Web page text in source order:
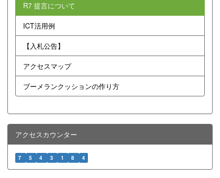
R7 提言について
ICT活用例
【入札公告】
アクセスマップ
ブーメランクッションの作り方
アクセスカウンター
7 5 4 3 1 8 4